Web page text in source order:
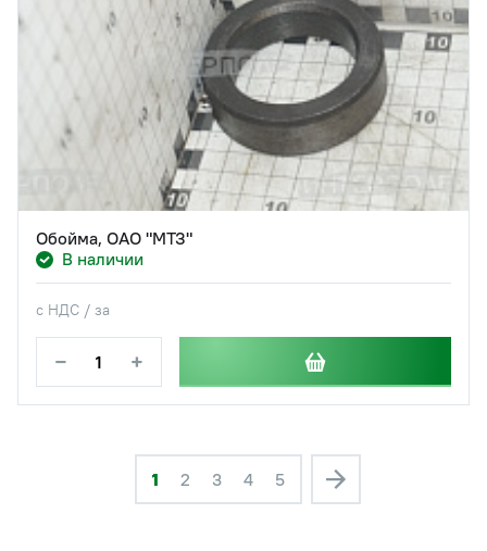
Обойма, ОАО "МТЗ"
В наличии
с НДС / за
− +
1 2 3 4 5